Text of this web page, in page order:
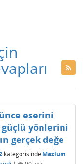
eserini
güçlü yönlerini
gerçek değe
kategorisinde Mazlum